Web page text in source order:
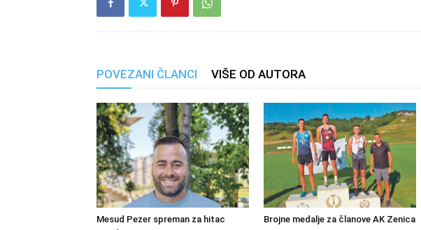
POVEZANI ČLANCI VIŠE OD AUTORA
Mesud Pezer spreman za hitac
Brojne medalje za članove AK Zenica